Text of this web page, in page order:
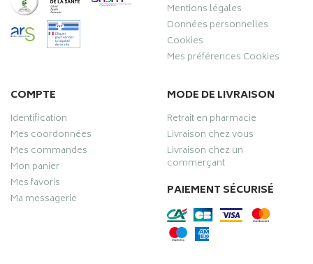
Mentions légales
Données personnelles
Cookies
Mes préférences Cookies
COMPTE
Identification
Mes coordonnées
Mes commandes
Mon panier
Mes favoris
Ma messagerie
MODE DE LIVRAISON
Retrait en pharmacie
Livraison chez vous
Livraison chez un
commerçant
PAIEMENT SÉCURISÉ